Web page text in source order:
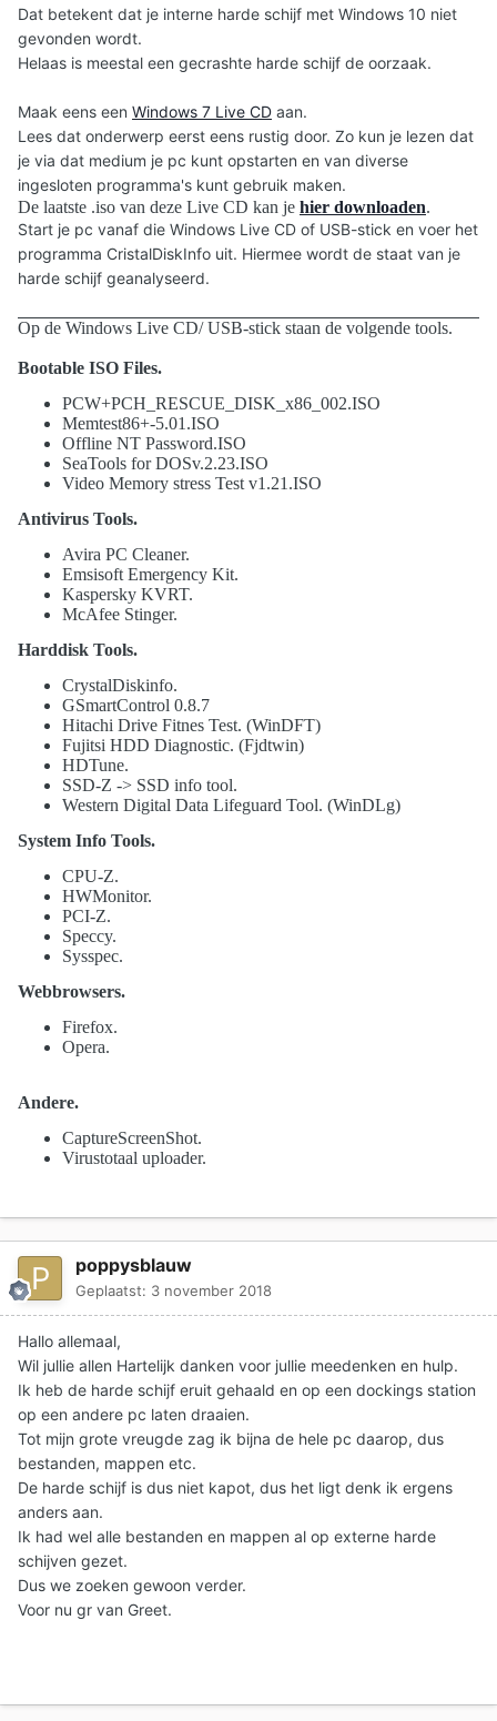
Dat betekent dat je interne harde schijf met Windows 10 niet
gevonden wordt.
Helaas is meestal een gecrashte harde schijf de oorzaak.
Maak eens een Windows 7 Live CD aan.
Lees dat onderwerp eerst eens rustig door. Zo kun je lezen dat
je via dat medium je pc kunt opstarten en van diverse
ingesloten programma's kunt gebruik maken.
De laatste .iso van deze Live CD kan je hier downloaden.
Start je pc vanaf die Windows Live CD of USB-stick en voer het
programma CristalDiskInfo uit. Hiermee wordt de staat van je
harde schijf geanalyseerd.
Op de Windows Live CD/ USB-stick staan de volgende tools.
Bootable ISO Files.
PCW+PCH_RESCUE_DISK_x86_002.ISO
Memtest86+-5.01.ISO
Offline NT Password.ISO
SeaTools for DOSv.2.23.ISO
Video Memory stress Test v1.21.ISO
Antivirus Tools.
Avira PC Cleaner.
Emsisoft Emergency Kit.
Kaspersky KVRT.
McAfee Stinger.
Harddisk Tools.
CrystalDiskinfo.
GSmartControl 0.8.7
Hitachi Drive Fitnes Test. (WinDFT)
Fujitsi HDD Diagnostic. (Fjdtwin)
HDTune.
SSD-Z -> SSD info tool.
Western Digital Data Lifeguard Tool. (WinDLg)
System Info Tools.
CPU-Z.
HWMonitor.
PCI-Z.
Speccy.
Sysspec.
Webbrowsers.
Firefox.
Opera.
Andere.
CaptureScreenShot.
Virustotaal uploader.
poppysblauw
Geplaatst: 3 november 2018
Hallo allemaal,
Wil jullie allen Hartelijk danken voor jullie meedenken en hulp.
Ik heb de harde schijf eruit gehaald en op een dockings station
op een andere pc laten draaien.
Tot mijn grote vreugde zag ik bijna de hele pc daarop, dus
bestanden, mappen etc.
De harde schijf is dus niet kapot, dus het ligt denk ik ergens
anders aan.
Ik had wel alle bestanden en mappen al op externe harde
schijven gezet.
Dus we zoeken gewoon verder.
Voor nu gr van Greet.